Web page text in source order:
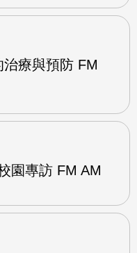
療與預防 FM
園專訪 FM AM